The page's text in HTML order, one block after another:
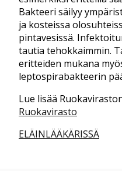
Bakteeri säilyy
ja kosteissa
pintavesissä.
tautia tehokkaimmin.
eritteiden mukana
leptospirabakteerin
Lue lisää
Ruokavirasto
ELÄINLÄÄKÄRISSÄ